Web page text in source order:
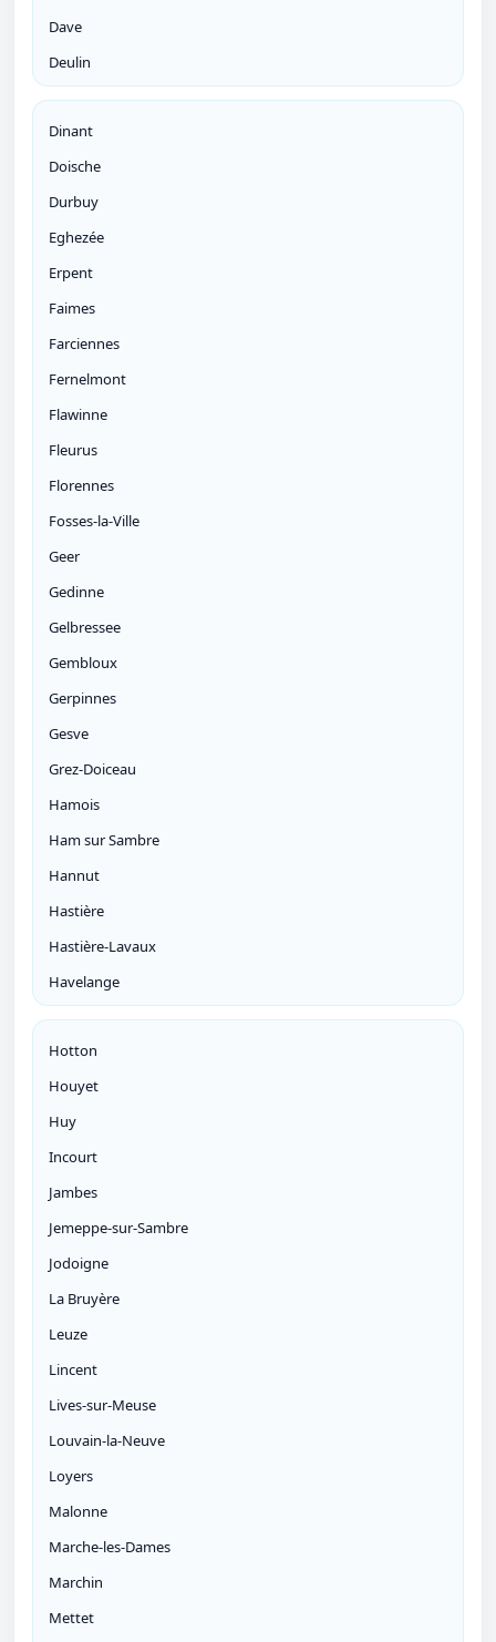
Dave
Deulin
Dinant
Doische
Durbuy
Eghezée
Erpent
Faimes
Farciennes
Fernelmont
Flawinne
Fleurus
Florennes
Fosses-la-Ville
Geer
Gedinne
Gelbressee
Gembloux
Gerpinnes
Gesve
Grez-Doiceau
Hamois
Ham sur Sambre
Hannut
Hastière
Hastière-Lavaux
Havelange
Hotton
Houyet
Huy
Incourt
Jambes
Jemeppe-sur-Sambre
Jodoigne
La Bruyère
Leuze
Lincent
Lives-sur-Meuse
Louvain-la-Neuve
Loyers
Malonne
Marche-les-Dames
Marchin
Mettet